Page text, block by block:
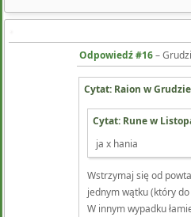
Odpowiedź #16–
Cytat: Raion w
Cytat: Rune w
ja x hania
Wstrzymaj się od
jednym wątku (który
W innym wypadku